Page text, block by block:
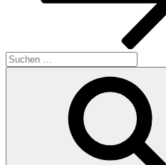
Suche
nach: